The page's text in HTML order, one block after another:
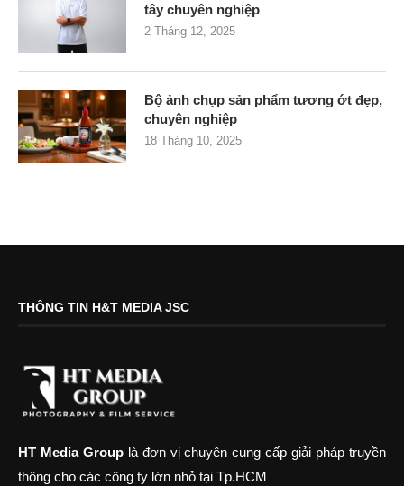
tây chuyên nghiệp
2 Tháng 12, 2025
Bộ ảnh chụp sản phẩm tương ớt đẹp,
chuyên nghiệp
18 Tháng 10, 2025
THÔNG TIN H&T MEDIA JSC
HT Media Grouplà đơn vị chuyên cung cấp giải pháp truyền
thông cho các công ty lớn nhỏ tại Tp.HCM